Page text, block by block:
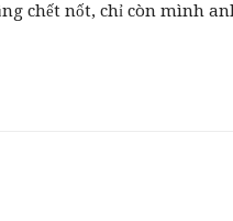
chết nốt, chỉ còn mình